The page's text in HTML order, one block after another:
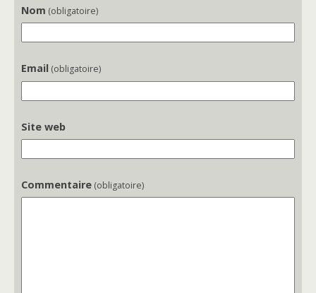
Nom (obligatoire)
Email (obligatoire)
Site web
Commentaire (obligatoire)